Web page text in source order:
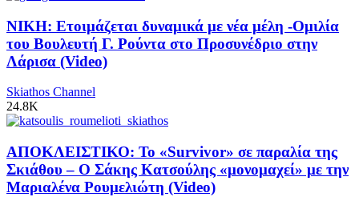
ΝΙΚΗ: Ετοιμάζεται δυναμικά με νέα μέλη -Ομιλία
του Βουλευτή Γ. Ρούντα στο Προσυνέδριο στην
Λάρισα (Video)
Skiathos Channel
24.8K
ΑΠΟΚΛΕΙΣΤΙΚΟ: Το «Survivor» σε παραλία της
Σκιάθου – Ο Σάκης Κατσούλης «μονομαχεί» με την
Μαριαλένα Ρουμελιώτη (Video)